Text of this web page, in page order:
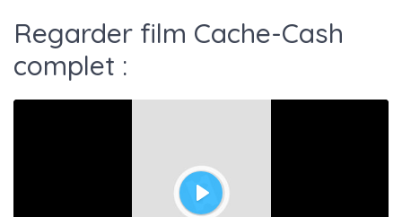
Regarder film Cache-Cash
complet :
Play